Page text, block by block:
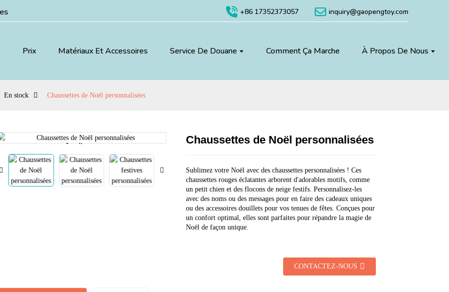
+86 17352373057 inquiry@gaopengtoy.com
Prix Matériaux Et Accessoires Service De Douane Comment Ça Marche À Propos De Nous
En stock Chaussettes de Noël personnalisées
Loading...
Loading... Loading...
Loading...
Chaussettes de Noël personnalisées
Sublimez votre Noël avec des chaussettes personnalisées ! Ces
chaussettes rouges éclatantes arborent d'adorables motifs, comme
un petit chien et des flocons de neige festifs. Personnalisez-les
avec des noms ou des messages pour en faire des cadeaux uniques
ou des accessoires douillets pour vos tenues de fêtes. Conçues pour
un confort optimal, elles sont parfaites pour répandre la magie de
Noël de façon unique.
CONTACTEZ-NOUS